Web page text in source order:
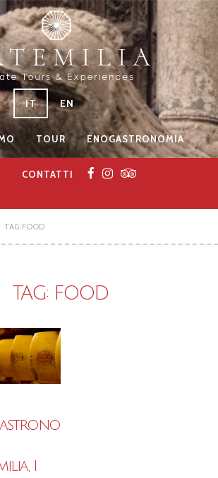
IT EN
TOUR ENOGASTRONOMIA
CONTATTI
TAG: FOOD
TAG: FOOD
I